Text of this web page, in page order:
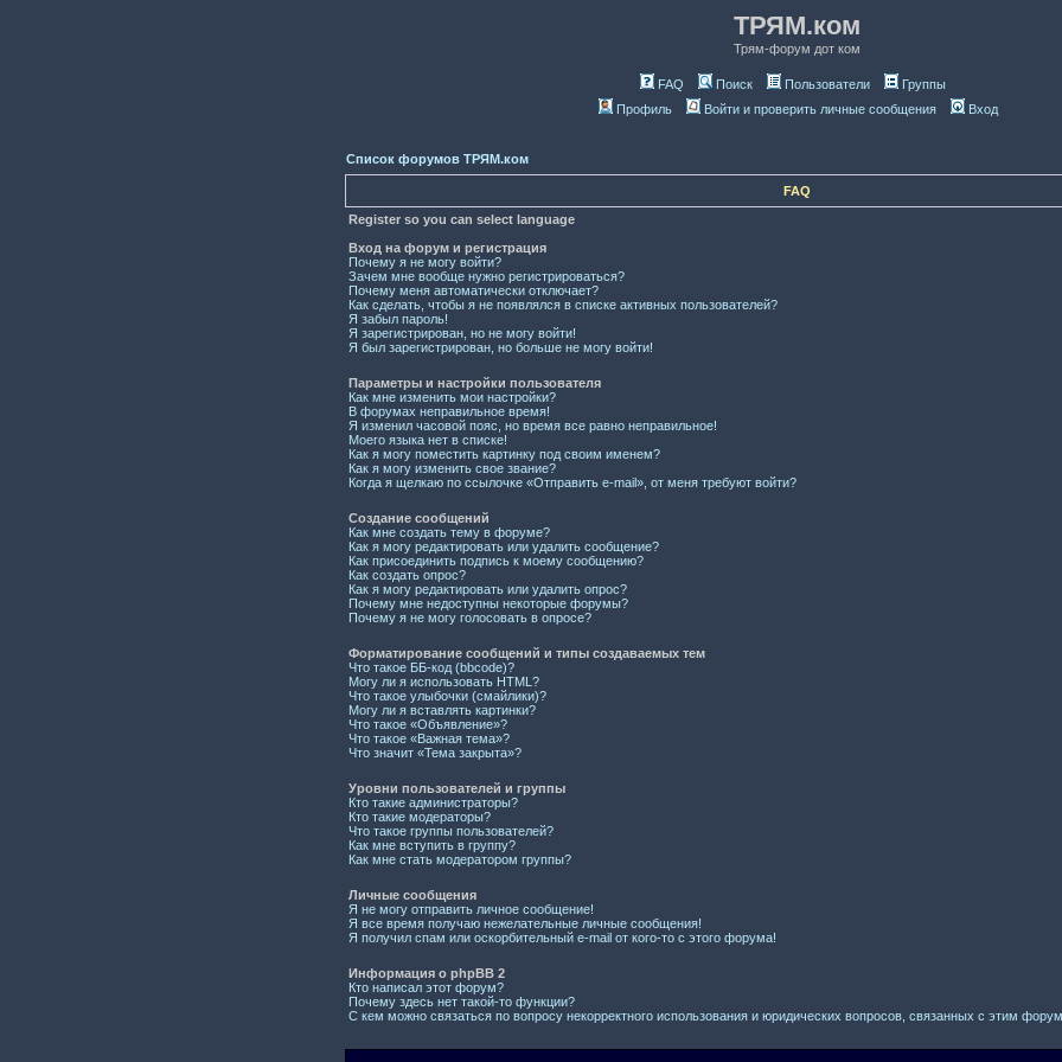
ТРЯМ.ком
Трям-форум дот ком
FAQ Поиск Пользователи
Группы
Профиль
Войти и проверить личные сообщения Вход
Список форумов ТРЯМ.ком
FAQ
Register so you can select language
Вход на форум и регистрация
Почему я не могу войти?
Зачем мне вообще нужно регистрироваться?
Почему меня автоматически отключает?
Как сделать, чтобы я не появлялся в списке активных пользователей?
Я забыл пароль!
Я зарегистрирован, но не могу войти!
Я был зарегистрирован, но больше не могу войти!
Параметры и настройки пользователя
Как мне изменить мои настройки?
В форумах неправильное время!
Я изменил часовой пояс, но время все равно неправильное!
Моего языка нет в списке!
Как я могу поместить картинку под своим именем?
Как я могу изменить свое звание?
Когда я щелкаю по ссылочке «Отправить e-mail», от меня требуют войти?
Создание сообщений
Как мне создать тему в форуме?
Как я могу редактировать или удалить сообщение?
Как присоединить подпись к моему сообщению?
Как создать опрос?
Как я могу редактировать или удалить опрос?
Почему мне недоступны некоторые форумы?
Почему я не могу голосовать в опросе?
Форматирование сообщений и типы создаваемых тем
Что такое ББ-код (bbcode)?
Могу ли я использовать HTML?
Что такое улыбочки (смайлики)?
Могу ли я вставлять картинки?
Что такое «Объявление»?
Что такое «Важная тема»?
Что значит «Тема закрыта»?
Уровни пользователей и группы
Кто такие администраторы?
Кто такие модераторы?
Что такое группы пользователей?
Как мне вступить в группу?
Как мне стать модератором группы?
Личные сообщения
Я не могу отправить личное сообщение!
Я все время получаю нежелательные личные сообщения!
Я получил спам или оскорбительный e-mail от кого-то с этого форума!
Информация о phpBB 2
Кто написал этот форум?
Почему здесь нет такой-то функции?
С кем можно связаться по вопросу некорректного использования и юридических вопросов, связанных с этим